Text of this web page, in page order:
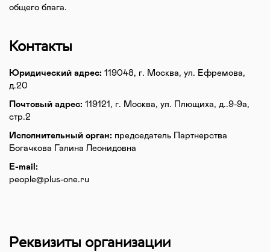
общего блага.
Контакты
Юридический адрес: 119048, г. Москва, ул. Ефремова,
д.20
Почтовый адрес: 119121, г. Москва, ул. Плющиха, д..9-9а,
стр.2
Исполнительный орган: председатель Партнерства
Богачкова Галина Леонидовна
E-mail:
people@plus-one.ru
Реквизиты организации